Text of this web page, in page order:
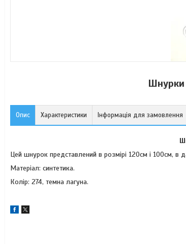
Шнурки
Опис Характеристики Інформація для замовлення
Цей шнурок представлений в розмірі 120см і 100см, в
Матеріал: синтетика.
Колір: 274, темна лагуна.